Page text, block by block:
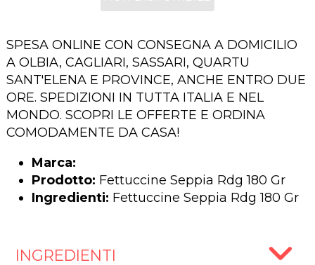
SPESA ONLINE CON CONSEGNA A DOMICILIO
A OLBIA, CAGLIARI, SASSARI, QUARTU
SANT'ELENA E PROVINCE, ANCHE ENTRO DUE
ORE. SPEDIZIONI IN TUTTA ITALIA E NEL
MONDO. SCOPRI LE OFFERTE E ORDINA
COMODAMENTE DA CASA!
Marca:
Prodotto: Fettuccine Seppia Rdg 180 Gr
Ingredienti: Fettuccine Seppia Rdg 180 Gr
INGREDIENTI